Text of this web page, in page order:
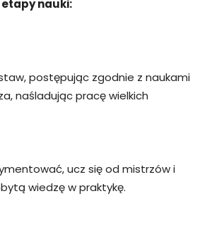
etapy nauki:
postępując zgodnie z naukami
naśladując pracę wielkich
ucz się od mistrzów i
wiedzę w praktykę.